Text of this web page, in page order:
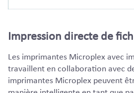
Impression directe de
Les imprimantes Microplex avec
travaillent en collaboration avec
imprimantes Microplex peuvent